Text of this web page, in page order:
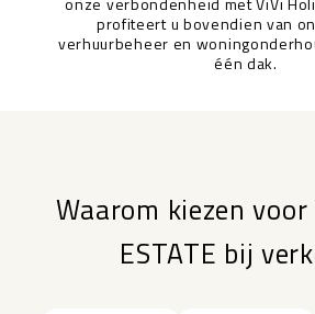
profiteert u bovendien van
verhuurbeheer en
één dak.
Waarom kiezen voor
ESTATE bij